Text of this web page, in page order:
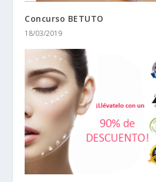
Concurso BETUTO
18/03/2019